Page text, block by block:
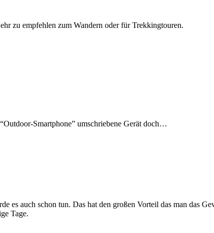
zu empfehlen zum Wandern oder für Trekkingtouren.
Smartphone” umschriebene Gerät doch…
es auch schon tun. Das hat den großen Vorteil das man das
Tage.